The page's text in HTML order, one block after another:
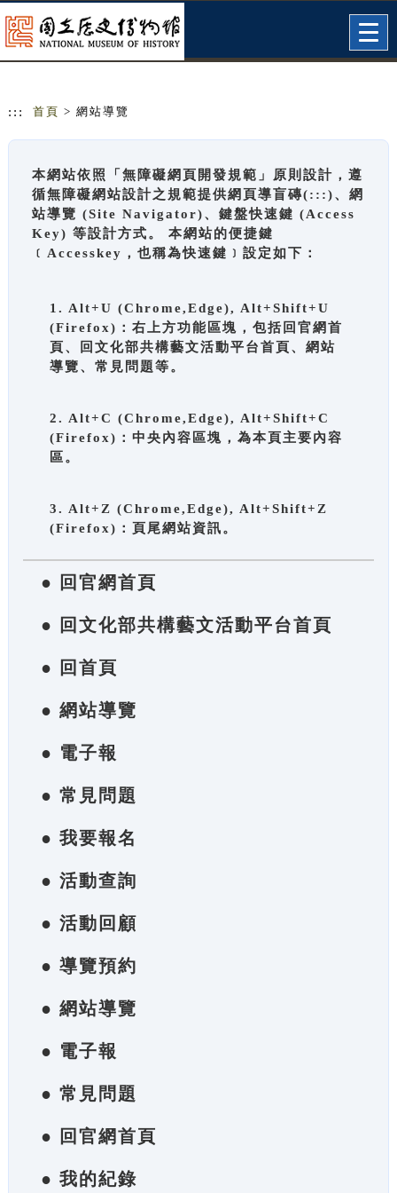
::: 首頁 > 網站導覽
本網站依照「無障礙網頁開發規範」原則設計，遵
循無障礙網站設計之規範提供網頁導盲磚(:::)、網
站導覽 (Site Navigator)、鍵盤快速鍵 (Access
Key) 等設計方式。 本網站的便捷鍵
﹝Accesskey，也稱為快速鍵﹞設定如下：
1. Alt+U (Chrome,Edge), Alt+Shift+U
(Firefox)：右上方功能區塊，包括回官網首
頁、回文化部共構藝文活動平台首頁、網站
導覽、常見問題等。
2. Alt+C (Chrome,Edge), Alt+Shift+C
(Firefox)：中央內容區塊，為本頁主要內容
區。
3. Alt+Z (Chrome,Edge), Alt+Shift+Z
(Firefox)：頁尾網站資訊。
● 回官網首頁
● 回文化部共構藝文活動平台首頁
● 回首頁
● 網站導覽
● 電子報
● 常見問題
● 我要報名
● 活動查詢
● 活動回顧
● 導覽預約
● 網站導覽
● 電子報
● 常見問題
● 回官網首頁
● 我的紀錄